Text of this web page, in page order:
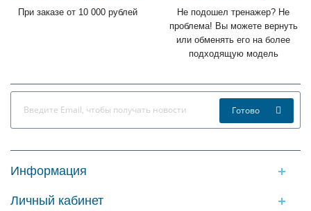
При заказе от 10 000 рублей
Не подошел тренажер? Не
проблема! Вы можете вернуть
или обменять его на более
подходящую модель
Готово
Информация
Личный кабинет